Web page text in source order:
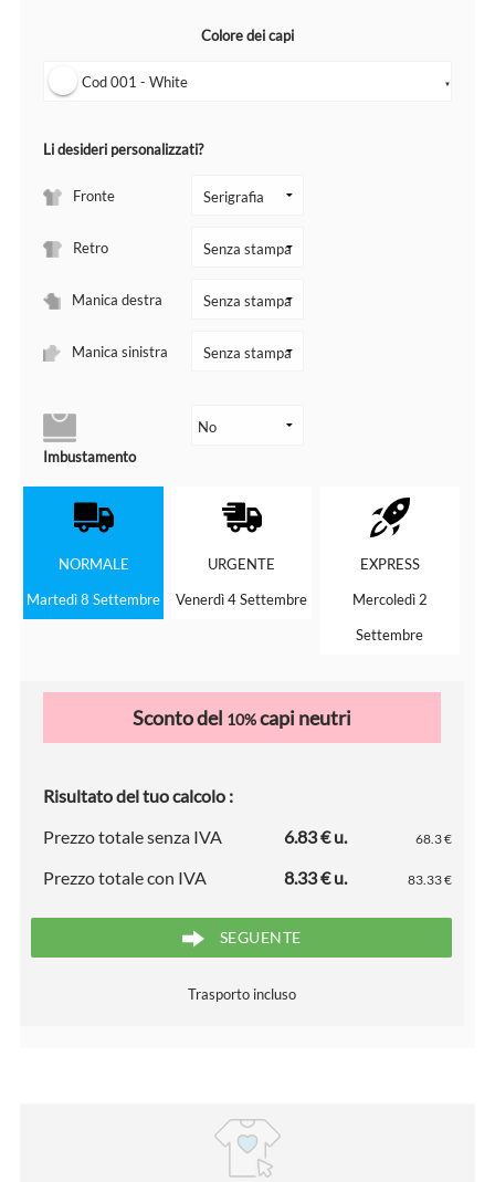
Colore dei capi
Cod 001 - White ▼
Li desideri personalizzati?
Fronte
Retro
Manica destra
Manica sinistra
Imbustamento
NORMALE
Martedì 8 Settembre
URGENTE
Venerdì 4 Settembre
EXPRESS
Mercoledì 2
Settembre
Sconto del 10%capi neutri
Risultato del tuo calcolo :
Prezzo totale senza IVA
6.83 € u. 68.3 €
Prezzo totale con IVA 8.33 € u. 83.33 €
SEGUENTE
Trasporto incluso